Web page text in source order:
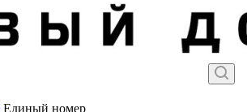
Единый номер